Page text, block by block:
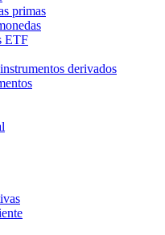
primas
ETF
derivados